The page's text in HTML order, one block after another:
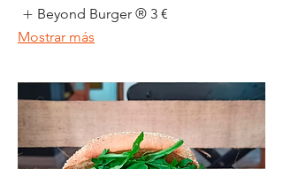
Beyond Burger ® 3 €
Mostrar más